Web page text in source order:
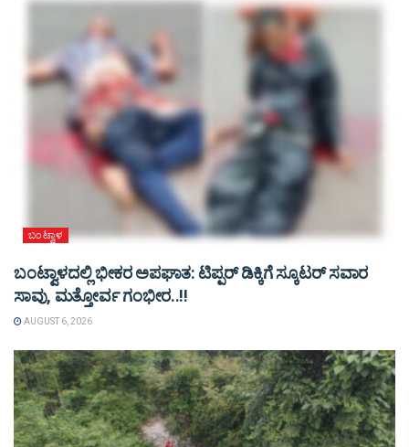
ಬಂಟ್ವಾಳ
ಬಂಟ್ವಾಳದಲ್ಲಿ ಭೀಕರ ಅಪಘಾತ: ಟಿಪ್ಪರ್ ಡಿಕ್ಕಿಗೆ ಸ್ಕೂಟರ್ ಸವಾರ
ಸಾವು, ಮತ್ತೋರ್ವ ಗಂಭೀರ..!!
AUGUST 6, 2026